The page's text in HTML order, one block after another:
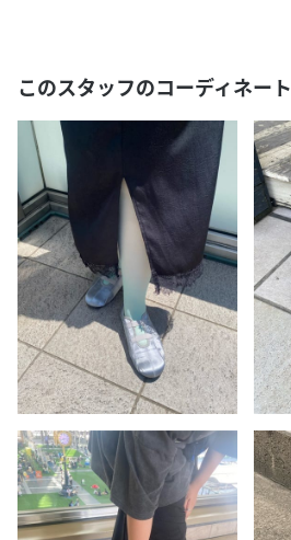
このスタッフのコーディネート